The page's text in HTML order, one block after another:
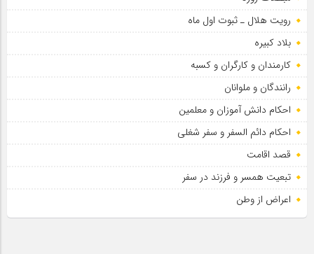
رویت هلال ـ ثبوت اول ماه
بلاد کبیره
کارمندان و کارگران و کسبه
رانندگان و ملوانان
احکام دانش آموزان و معلمین
احکام دائم السفر و سفر شغلی
قصد اقامت
تبعیت همسر و فرزند در سفر
اعراض از وطن